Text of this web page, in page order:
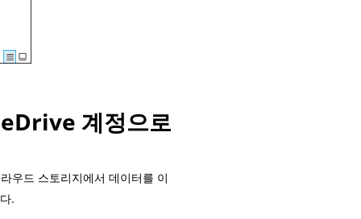
계정으로
우드 스토리지에서 데이터를 이
.